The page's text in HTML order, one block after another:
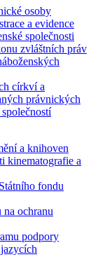
osoby
a evidence
společnosti
zvláštních práv
církví a
právnických
a knihoven
kinematografie a
fondu
na ochranu
podpory